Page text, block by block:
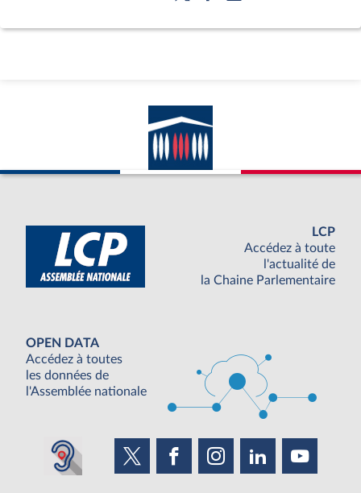
LCP
Accédez à toute
l'actualité de
la Chaine Parlementaire
OPEN DATA
Accédez à toutes
les données de
l'Assemblée nationale